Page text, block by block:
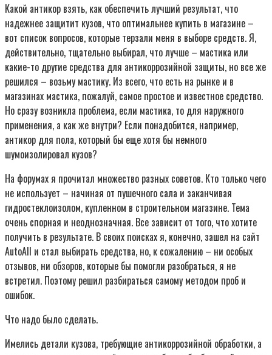
Какой антикор взять, как обеспечить лучший результат, что
надежнее защитит кузов, что оптимальнее купить в магазине –
вот список вопросов, которые терзали меня в выборе средств. Я,
действительно, тщательно выбирал, что лучше – мастика или
какие-то другие средства для антикоррозийной защиты, но все же
решился – возьму мастику. Из всего, что есть на рынке и в
магазинах мастика, пожалуй, самое простое и известное средство.
Но сразу возникла проблема, если мастика, то для наружного
применения, а как же внутри? Если понадобится, например,
антикор для пола, который бы еще хотя бы немного
шумоизолировал кузов?
На форумах я прочитал множество разных советов. Кто только чего
не использует – начиная от пушечного сала и заканчивая
гидростеклоизолом, купленном в строительном магазине. Тема
очень спорная и неоднозначная. Все зависит от того, что хотите
получить в результате. В своих поисках я, конечно, зашел на сайт
AutoAll и стал выбирать средства, но, к сожалению – ни особых
отзывов, ни обзоров, которые бы помогли разобраться, я не
встретил. Поэтому решил разбираться самому методом проб и
ошибок.
Что надо было сделать.
Имелись детали кузова, требующие антикоррозийной обработки, а